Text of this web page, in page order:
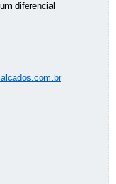
diferencial